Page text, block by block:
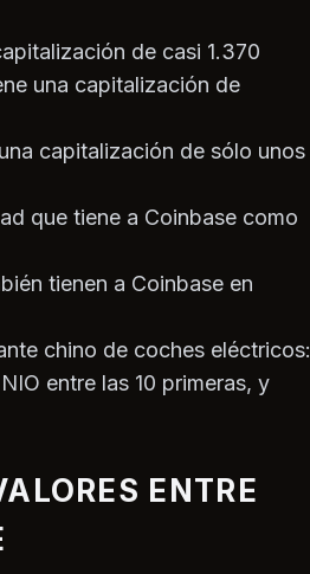
de casi 1.370
una capitalización de
capitalización de sólo unos
que tiene a Coinbase como
tienen a Coinbase en
chino de coches eléctricos:
entre las 10 primeras, y
ENTRE